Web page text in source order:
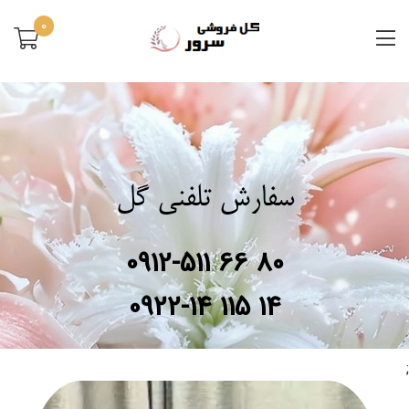
0
سفارش تلفنی گل
0912-511 66 80
0922-14 115 14
;